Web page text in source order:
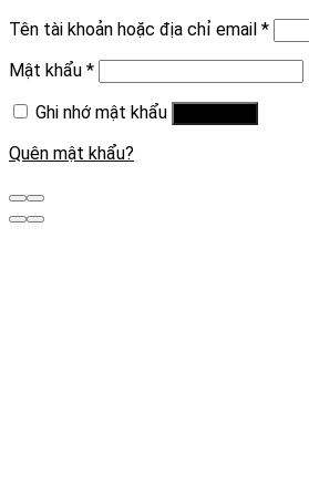
Tên tài khoản hoặc địa chỉ email *
Mật khẩu *
Ghi nhớ mật khẩu
Quên mật khẩu?